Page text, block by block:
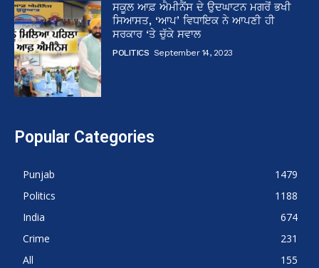
ਸਕੂਲ ਆਫ਼ ਐਮੀਨੈਂਸ ਦੇ ਉਦਘਾਟਨ ਮਗਰੋਂ ਭਖੀ
ਸਿਆਸਤ, ‘ਆਪ’ ਵਿਧਾਇਕ ਨੇ ਆਪਣੀ ਹੀ
ਸਰਕਾਰ ‘ਤੇ ਚੁੱਕੇ ਸਵਾਲ
POLITICS September 14, 2023
Popular Categories
Punjab
1479
Politics
1188
India
674
Crime
231
All
155